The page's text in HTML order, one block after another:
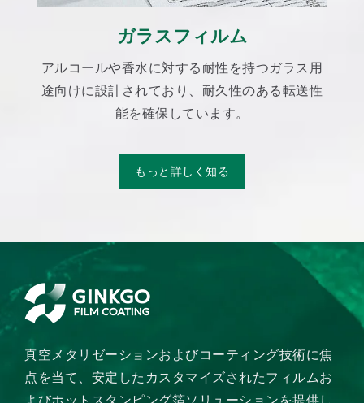
ガラスフィルム
アルコールや香水に対する耐性を持つガラス用
途向けに設計されており、耐久性のある転送性
能を確保しています。
もっと詳しく知る
真空メタリゼーションおよびコーティング技術に焦
点を当て、安定したカスタマイズされたフィルムお
よびホットスタンピング箔ソリューションを提供し